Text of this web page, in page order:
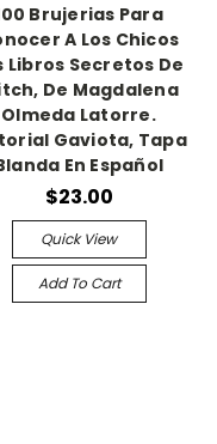
Brujerias Para
A Los Chicos
Libros Secretos De
De Magdalena
Olmeda Latorre.
Gaviota, Tapa
En Español
$23.00
Quick View
Add To Cart